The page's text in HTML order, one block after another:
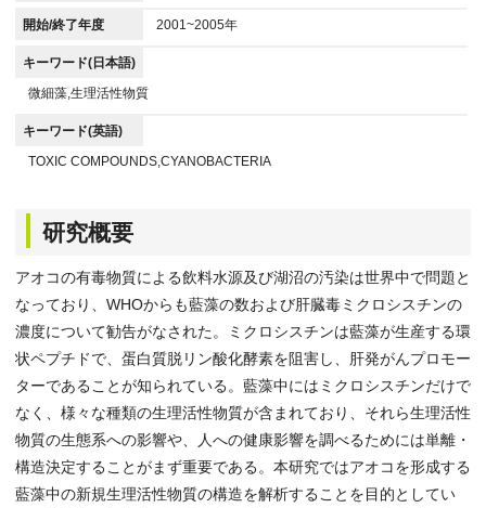
開始/終了年度 2001~2005年
キーワード(日本語)
微細藻,生理活性物質
キーワード(英語)
TOXIC COMPOUNDS,CYANOBACTERIA
研究概要
アオコの有毒物質による飲料水源及び湖沼の汚染は世界中で問題と
なっており、WHOからも藍藻の数および肝臓毒ミクロシスチンの
濃度について勧告がなされた。ミクロシスチンは藍藻が生産する環
状ペプチドで、蛋白質脱リン酸化酵素を阻害し、肝発がんプロモー
ターであることが知られている。藍藻中にはミクロシスチンだけで
なく、様々な種類の生理活性物質が含まれており、それら生理活性
物質の生態系への影響や、人への健康影響を調べるためには単離・
構造決定することがまず重要である。本研究ではアオコを形成する
藍藻中の新規生理活性物質の構造を解析することを目的としてい